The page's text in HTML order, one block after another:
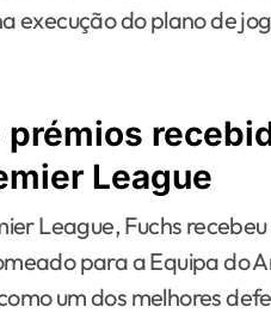
execução do plano de
League
League, Fuchs
para a Equipa do
um dos melhores